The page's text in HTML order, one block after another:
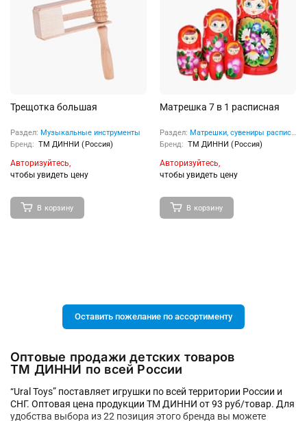
Трещотка большая
Раздел: Музыкальные инструменты
Бренд: ТМ ДИННИ (Россия)
Авторизуйтесь,
чтобы увидеть цену
В корзину
Матрешка 7 в 1 расписная
Раздел: Матрешки, сувениры расписные
Бренд: ТМ ДИННИ (Россия)
Авторизуйтесь,
чтобы увидеть цену
В корзину
Оставить пожелание по ассортименту
Оптовые продажи детских товаров
ТМ ДИННИ по всей России
“Ural Toys” поставляет игрушки по всей территории России и
СНГ. Оптовая цена продукции ТМ ДИННИ от 93 руб/товар. Для
удобства выбора из 22 позиция этого бренда вы можете